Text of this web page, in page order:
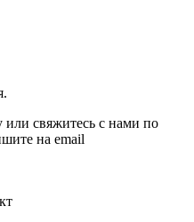
или свяжитесь с нами по
на email